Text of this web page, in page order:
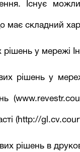
Існує
має складний
у мережі
рішень у
(http://gl .cv.cou
рішень в